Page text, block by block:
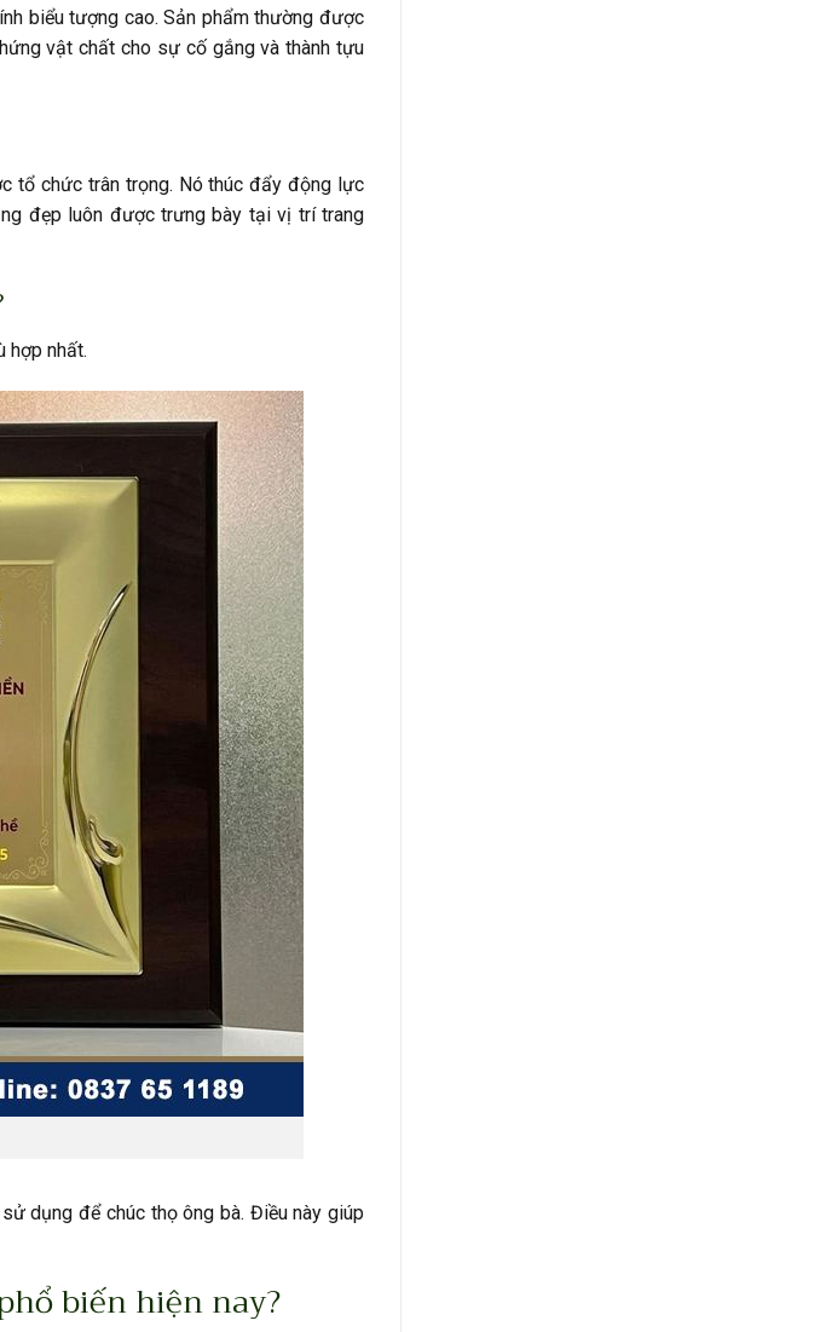
biểu tượng cao. Sản phẩm thường được
vật chất cho sự cố gắng và thành tựu
tổ chức trân trọng. Nó thúc đẩy động lực
đẹp luôn được trưng bày tại vị trí trang
hợp nhất.
dụng để chúc thọ ông bà. Điều này giúp
biến hiện nay?